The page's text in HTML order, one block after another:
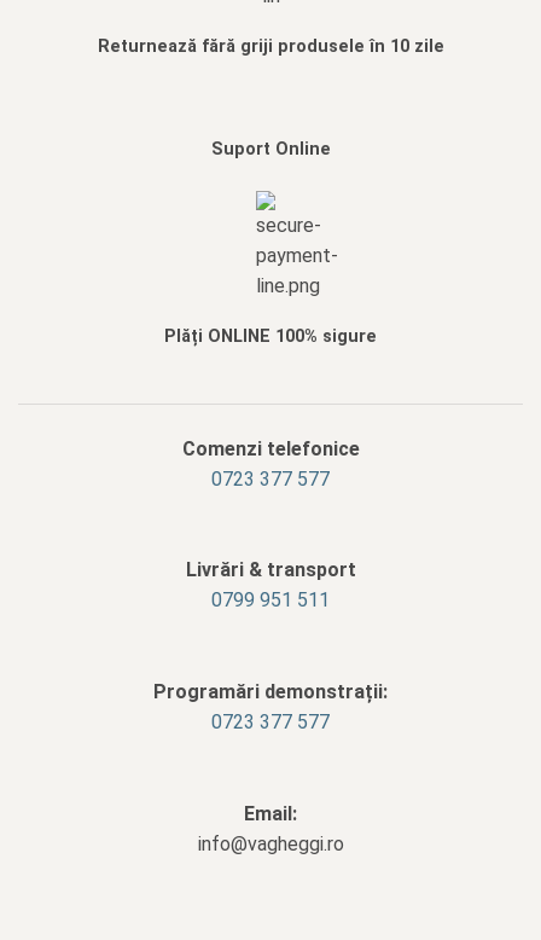
Returnează fără griji produsele în 10 zile
Suport Online
Plăți ONLINE 100% sigure
Comenzi telefonice
0723 377 577
Livrări & transport
‭0799 951 511‬
Programări demonstrații:
0723 377 577
Email:
info@vagheggi.ro